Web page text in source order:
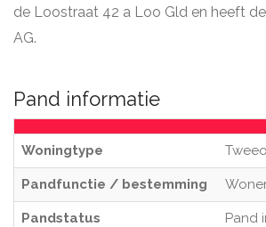
de Loostraat 42 a Loo Gld en heeft
AG.
Pand informatie
Woningtype
Pandfunctie / bestemming
Pandstatus Pand